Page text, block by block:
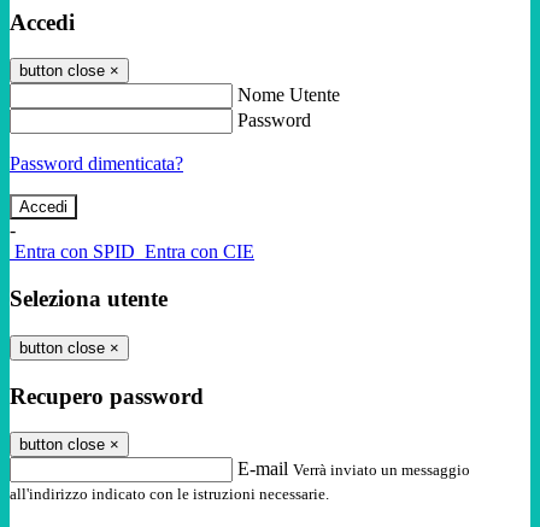
Accedi
button close ×
Nome Utente
Password
Password dimenticata?
-
Entra con SPID Entra con CIE
Seleziona utente
button close ×
Recupero password
button close ×
E-mail Verrà inviato un messaggio
all'indirizzo indicato con le istruzioni necessarie.